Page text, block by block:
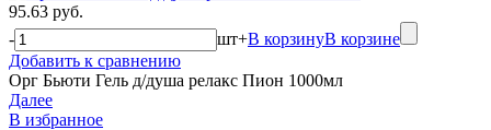
95.63 руб.
-
шт+В корзинуВ корзине
Добавить к сравнению
Орг Бьюти Гель д/душа релакс Пион 1000мл
Далее
В избранное